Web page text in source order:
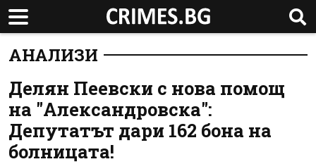
АНАЛИЗИ
Делян Пеевски с нова помощ
на "Александровска":
Депутатът дари 162 бона на
болницата!